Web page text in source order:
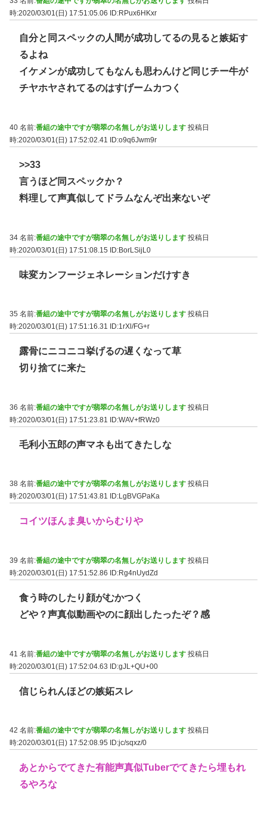
時:2020/03/01(日) 17:51:05.06
ID:RPux6HKxr
自分と同スペックの人間が成功してるの見ると嫉妬す
るよね
イケメンが成功してもなんも思わんけど同じチー牛が
チヤホヤされてるのはすげームカつく
40 名前:番組の途中ですが翡翠の名無しがお送りします 投稿日
時:2020/03/01(日) 17:52:02.41
ID:o9q6Jwm9r
>>33
言うほど同スペックか？
料理して声真似してドラムなんぞ出来ないぞ
34 名前:番組の途中ですが翡翠の名無しがお送りします 投稿日
時:2020/03/01(日) 17:51:08.15 ID:BorLSijL0
味変カンフージェネレーションだけすき
35 名前:番組の途中ですが翡翠の名無しがお送りします 投稿日
時:2020/03/01(日) 17:51:16.31
ID:1rXl/FG+r
露骨にニコニコ挙げるの遅くなって草
切り捨てに来た
36 名前:番組の途中ですが翡翠の名無しがお送りします 投稿日
時:2020/03/01(日) 17:51:23.81 ID:WAV+fRWz0
毛利小五郎の声マネも出てきたしな
38 名前:番組の途中ですが翡翠の名無しがお送りします 投稿日
時:2020/03/01(日) 17:51:43.81
ID:LgBVGPaKa
コイツほんま臭いからむりや
39 名前:番組の途中ですが翡翠の名無しがお送りします 投稿日
時:2020/03/01(日) 17:51:52.86
ID:Rg4nUydZd
食う時のしたり顔がむかつく
どや？声真似動画やのに顔出したったぞ？感
41 名前:番組の途中ですが翡翠の名無しがお送りします 投稿日
時:2020/03/01(日) 17:52:04.63 ID:gJL+QU+00
信じられんほどの嫉妬スレ
42 名前:番組の途中ですが翡翠の名無しがお送りします 投稿日
時:2020/03/01(日) 17:52:08.95
ID:jc/sqxz/0
あとからでてきた有能声真似Tuberでてきたら埋もれ
るやろな